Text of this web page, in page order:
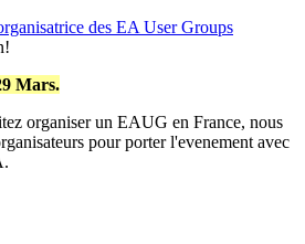
des EA User Groups
Mars.
organiser un EAUG en France, nous
pour porter l'evenement avec